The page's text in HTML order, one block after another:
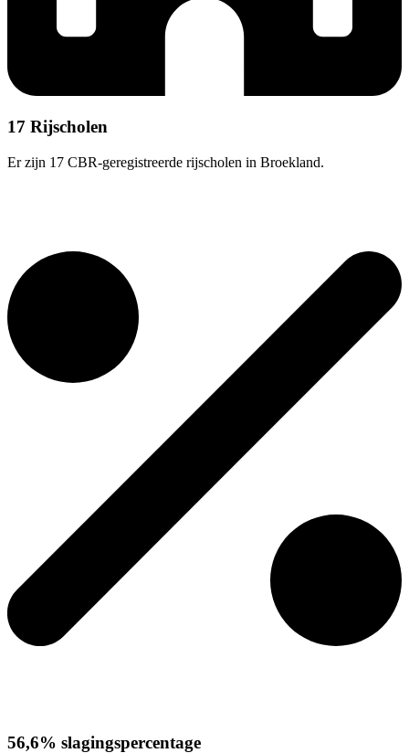
17 Rijscholen
Er zijn 17 CBR-geregistreerde rijscholen in Broekland.
56,6% slagingspercentage